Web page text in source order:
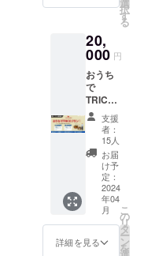
了後制
作し、
てお届
けしま
す。 ま
た、ご
来店の
際にお
持ちい
ただけ
ると、
トッピ
ングの
オマケ
ます。
ルに表
記され
商品開
封前に
は必ず
お届け
のリ
ターン
に貼付
された
ラベル
や注意
書きを
ご確認
くださ
い。」
（企業
名や通
称OK) 4
種のプ
ランか
らお選
びいた
だけま
す。 ・
御芳名
入てぬ
ぐい×2
・お食
事券
5,000円
分 救世
主様全
選
択
す
る
20,
000 円
おうち
で
TRICO
プラン
2種のプ
ランか
らお選
びいた
だけま
す。 ・
冷凍カ
レー
（250g
）×6 ・
野菜
支援
者：
15人
お届
け予
定：
2024
年04
月
詳細を見る
こ
の
リ
タ
ー
ン
を